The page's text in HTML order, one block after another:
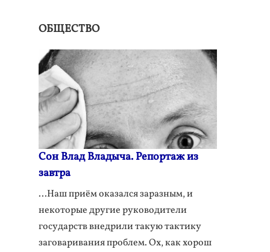
ОБЩЕСТВО
Сон Влад Владыча. Репортаж из
завтра
...Наш приём оказался заразным, и
некоторые другие руководители
государств внедрили такую тактику
заговаривания проблем. Ох, как хорош